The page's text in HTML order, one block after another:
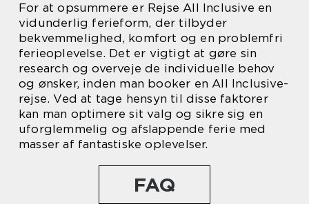
For at opsummere er Rejse All Inclusive en
vidunderlig ferieform, der tilbyder
bekvemmelighed, komfort og en problemfri
ferieoplevelse. Det er vigtigt at gøre sin
research og overveje de individuelle behov
og ønsker, inden man booker en All Inclusive-
rejse. Ved at tage hensyn til disse faktorer
kan man optimere sit valg og sikre sig en
uforglemmelig og afslappende ferie med
masser af fantastiske oplevelser.
FAQ